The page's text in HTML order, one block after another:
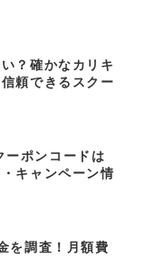
？確かなカリキ
頼できるスクー
ポンコードは
キャンペーン情
を調査！月額費